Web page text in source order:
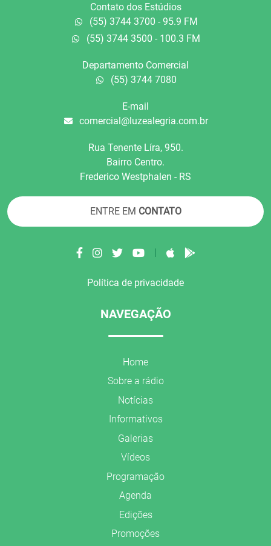
Contato dos Estúdios
(55) 3744 3700 - 95.9 FM
(55) 3744 3500 - 100.3 FM
Departamento Comercial
(55) 3744 7080
E-mail
comercial@luzealegria.com.br
Rua Tenente Líra, 950.
Bairro Centro.
Frederico Westphalen - RS
ENTRE EM CONTATO
Política de privacidade
NAVEGAÇÃO
Home
Sobre a rádio
Notícias
Informativos
Galerias
Vídeos
Programação
Agenda
Edições
Promoções